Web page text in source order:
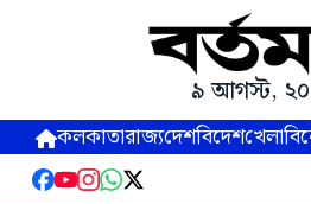
৯ আগস্ট,
কলকাতারাজ্যদেশবিদেশখেলা